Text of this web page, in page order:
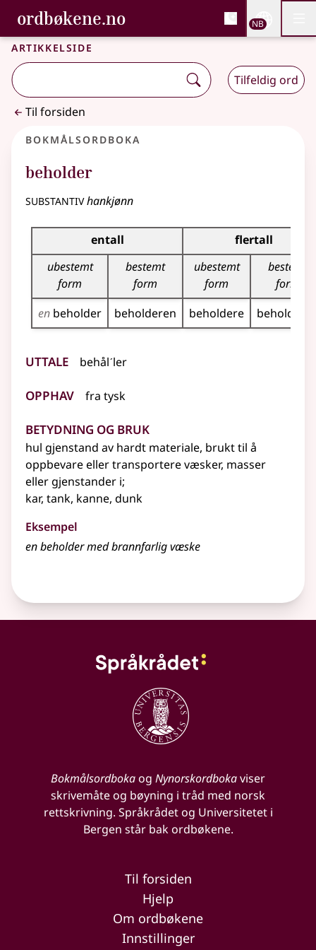
Gå til hovedinnhold
Tilgjengelighet
ordbøkene.no, Bokmålsordboka og
Bokmålsordboka og Nynorskordboka
NB
Artikkelside
Tilfeldig ord
Til forsiden
Bokmålsordboka
beholder
substantivhankjønn
Bøyingstabell for dette substantivet
entall
flertall
ubestemt
form
bestemt
form
ubestemt
form
bestemt
form
en beholder beholderen beholdere
Uttale behålˊler
Opphav fra tysk
Betydning og bruk
hul gjenstand av hardt materiale, brukt til å
oppbevare eller transportere væsker, masser
eller gjenstander i;
kar, tank, kanne, dunk
Eksempel
enbeholdermed brannfarlig væske
Bokmålsordbokaog Nynorskordbokaviser
skrivemåte og bøyning i tråd med norsk
rettskrivning. Språkrådet og Universitetet i
Bergen står bak ordbøkene.
Til forsiden
Hjelp
Om ordbøkene
Innstillinger